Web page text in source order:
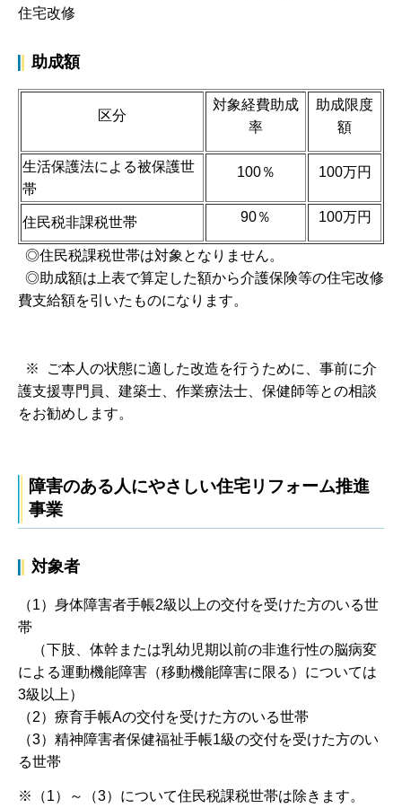
住宅改修
助成額
区分
対象経費助成
率
助成限度
額
生活保護法による被保護世
帯
100％ 100万円
住民税非課税世帯 90％ 100万円
◎住民税課税世帯は対象となりません。
◎助成額は上表で算定した額から介護保険等の住宅改修
費支給額を引いたものになります。
※ ご本人の状態に適した改造を行うために、事前に介
護支援専門員、建築士、作業療法士、保健師等との相談
をお勧めします。
障害のある人にやさしい住宅リフォーム推進
事業
対象者
（1）身体障害者手帳2級以上の交付を受けた方のいる世
帯
（下肢、体幹または乳幼児期以前の非進行性の脳病変
による運動機能障害（移動機能障害に限る）については
3級以上）
（2）療育手帳Aの交付を受けた方のいる世帯
（3）精神障害者保健福祉手帳1級の交付を受けた方のい
る世帯
※（1）～（3）について住民税課税世帯は除きます。